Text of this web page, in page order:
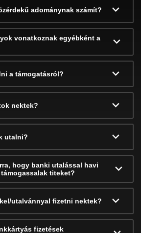
adománynak számít?
vonatkoznak egyébként a
a támogatásról?
nektek?
utalni?
hogy banki utalással havi
titeket?
utalvánnyal fizetni nektek?
fizetések